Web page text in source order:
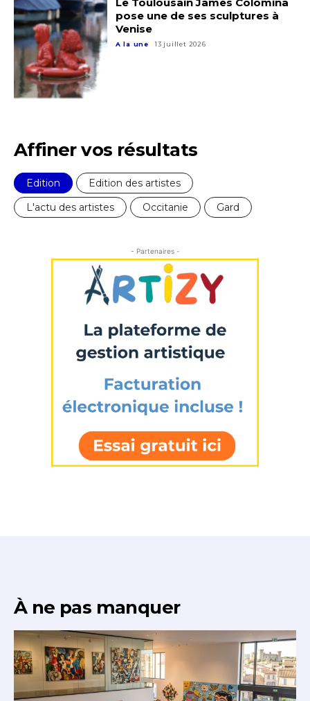
Prénom
Statut / Organisation
Adresse email*
Nom
Statut / Organisation
J'accepte lestermes et conditions
* Champ obligatoire
Le Toulousain James Colomina
pose une de ses sculptures à
Venise
A la une 13 juillet 2026
Affiner vos résultats
Edition
Edition des artistes
L'actu des artistes
Occitanie Gard
- Partenaires -
À ne pas manquer